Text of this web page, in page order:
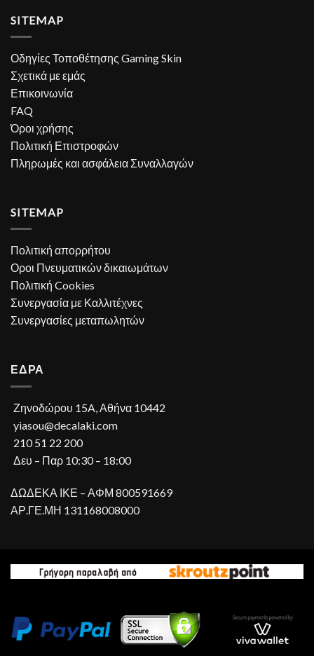
SITEMAP
Οδηγίες Τοποθέτησης Gaming Skin
Σχετικά με εμάς
Επικοινωνία
FAQ
Όροι χρήσης
Πολιτική Επιστροφών
Πληρωμές και ασφάλεια Συναλλαγών
SITEMAP
Πολιτική απορρήτου
Οροι Πνευματικών δικαιωμάτων
Πολιτική Cookies
Συνεργασία με Καλλιτέχνες
Συνεργασίες μεταπωλητών
ΕΔΡΑ
Ζηνοδώρου 15A, Αθήνα 10442
yiasou@decalaki.com
210 51 22 200
Δευ – Παρ 10:30 – 18:00
ΔΩΔΕΚΑ ΙΚΕ – ΑΦΜ 800591669
ΑΡ.ΓΕ.ΜΗ 131168008000